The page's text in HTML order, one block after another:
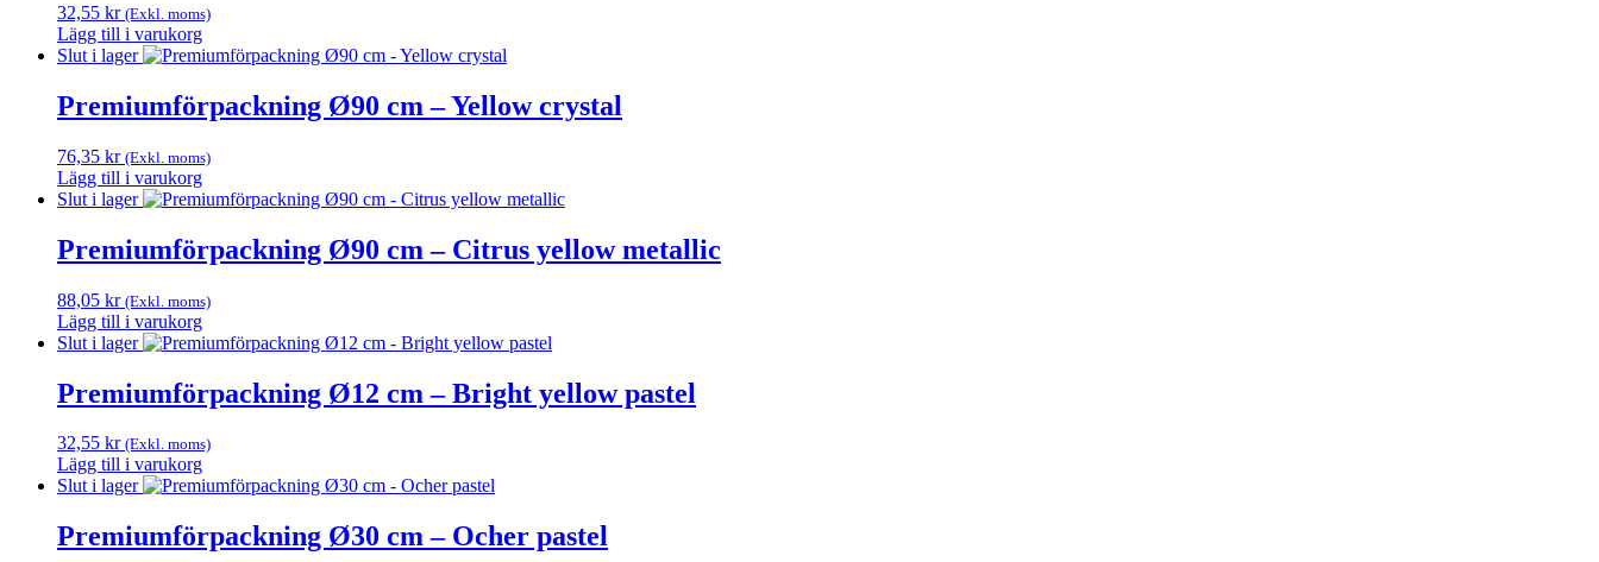
varianter.
De
olika
kan
väljas
på
produktsidan
32,55 kr (Exkl. moms)
Lägg till i varukorg
Slut i lager
Premiumförpackning Ø90 cm – Yellow crystal
76,35 kr (Exkl. moms)
Lägg till i varukorg
Slut i lager
Premiumförpackning Ø90 cm – Citrus yellow metallic
88,05 kr (Exkl. moms)
Lägg till i varukorg
Slut i lager
Premiumförpackning Ø12 cm – Bright yellow pastel
32,55 kr (Exkl. moms)
Lägg till i varukorg
Slut i lager
Premiumförpackning Ø30 cm – Ocher pastel